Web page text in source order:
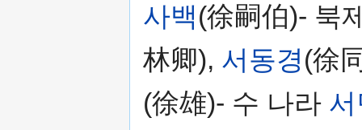
사백(徐嗣伯)- 북
林卿), 서동경(徐
(徐雄)- 수 나라